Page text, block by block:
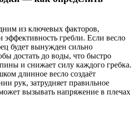
из ключевых факторов,
гребли. Если весло
будет вынужден сильно
достать до воды, что быстро
и снижает силу каждого гребка.
длинное весло создаёт
рук, затрудняет правильное
вызывать напряжение в плечах